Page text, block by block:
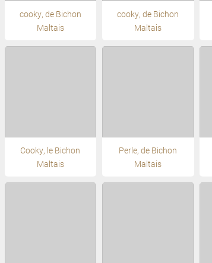
cooky, de Bichon
Maltais
cooky, de Bichon
Maltais
Cooky, le Bichon
Maltais
Perle, de Bichon
Maltais